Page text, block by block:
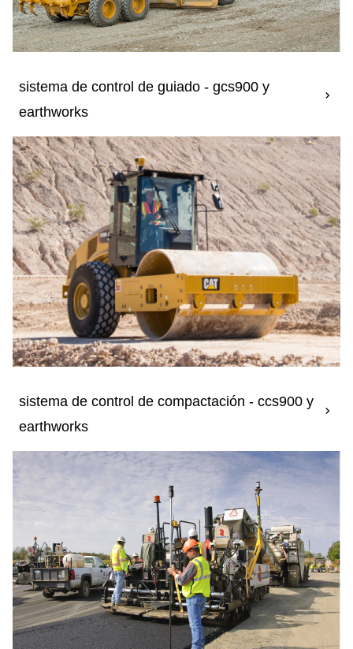
sistema de control de guiado - gcs900 y
earthworks
sistema de control de compactación - ccs900 y
earthworks